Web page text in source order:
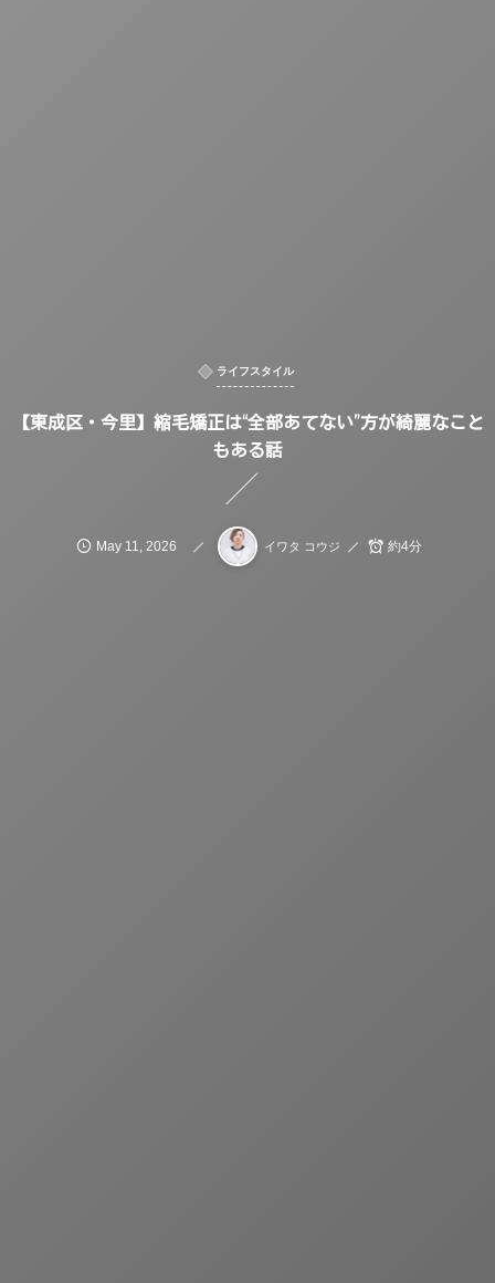
ライフスタイル
【東成区・今里】縮毛矯正は“全部あてない”方が綺麗なこと
もある話
May 11 2026 イワタ コウジ 約4分